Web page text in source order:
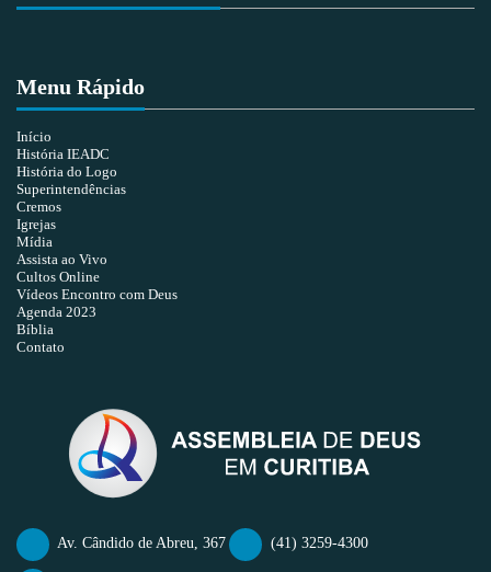
Menu Rápido
Início
História IEADC
História do Logo
Superintendências
Cremos
Igrejas
Mídia
Assista ao Vivo
Cultos Online
Vídeos Encontro com Deus
Agenda 2023
Bíblia
Contato
Av. Cândido de Abreu, 367 (41) 3259-4300